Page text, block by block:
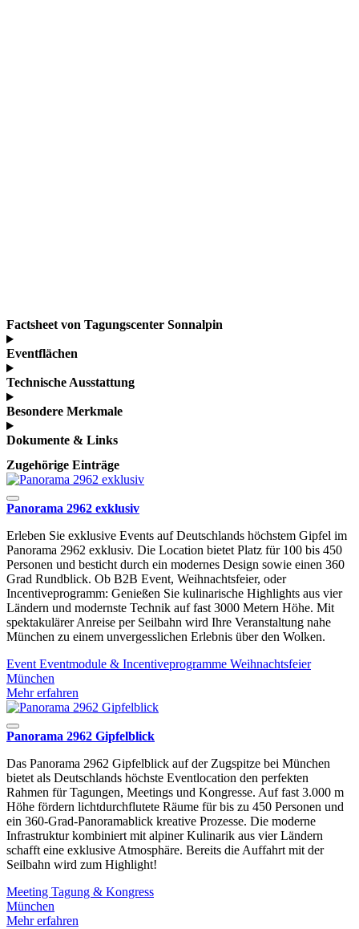
Factsheet von Tagungscenter Sonnalpin
Eventflächen
Technische Ausstattung
Besondere Merkmale
Dokumente & Links
Zugehörige Einträge
Panorama 2962 exklusiv
Erleben Sie exklusive Events auf Deutschlands höchstem Gipfel im
Panorama 2962 exklusiv. Die Location bietet Platz für 100 bis 450
Personen und besticht durch ein modernes Design sowie einen 360
Grad Rundblick. Ob B2B Event, Weihnachtsfeier, oder
Incentiveprogramm: Genießen Sie kulinarische Highlights aus vier
Ländern und modernste Technik auf fast 3000 Metern Höhe. Mit
spektakulärer Anreise per Seilbahn wird Ihre Veranstaltung nahe
München zu einem unvergesslichen Erlebnis über den Wolken.
Event Eventmodule & Incentiveprogramme Weihnachtsfeier
München
Mehr erfahren
Panorama 2962 Gipfelblick
Das Panorama 2962 Gipfelblick auf der Zugspitze bei München
bietet als Deutschlands höchste Eventlocation den perfekten
Rahmen für Tagungen, Meetings und Kongresse. Auf fast 3.000 m
Höhe fördern lichtdurchflutete Räume für bis zu 450 Personen und
ein 360-Grad-Panoramablick kreative Prozesse. Die moderne
Infrastruktur kombiniert mit alpiner Kulinarik aus vier Ländern
schafft eine exklusive Atmosphäre. Bereits die Auffahrt mit der
Seilbahn wird zum Highlight!
Meeting Tagung & Kongress
München
Mehr erfahren